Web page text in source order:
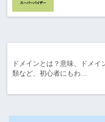
ドメインとは？意味、ドメイ
類など、初心者にもわ…